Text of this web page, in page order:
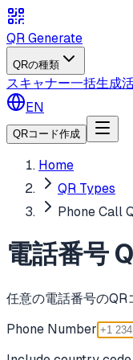
QR Generate
QRの種類
スキャナー一括生成
EN
QRコード作成
Home
QR Types
Phone Call
電話番号
任意の電話番号のQR
Phone Number